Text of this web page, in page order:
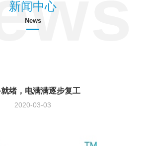
新闻中心
News
绪，电满满逐步复工
2020-03-03